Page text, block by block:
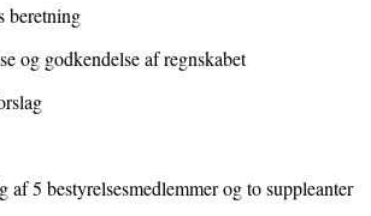
beretning
og godkendelse af regnskabet
af 5 bestyrelsesmedlemmer og to suppleanter